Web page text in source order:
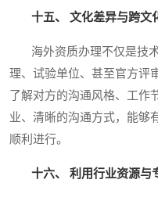
十五、 文化差异与跨文
海外资质办理不仅是技术
理、试验单位、甚至官方评
了解对方的沟通风格、工
业、清晰的沟通方式，能够
顺利进行。
十六、 利用行业资源与